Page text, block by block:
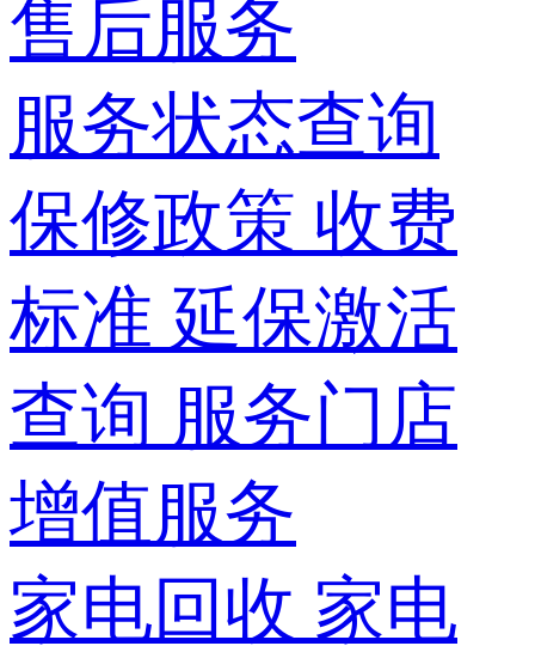
售后服务
服务状态查询
保修政策 收费
标准 延保激活
查询 服务门店
增值服务
家电回收 家电